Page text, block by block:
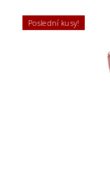
Poslední kusy!